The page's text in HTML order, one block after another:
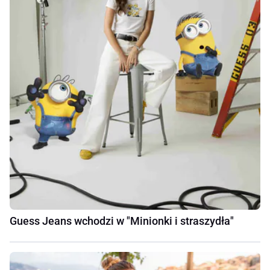
Guess Jeans wchodzi w "Minionki i straszydła"